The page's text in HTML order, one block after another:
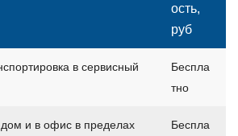
ость,
руб
в сервисный
Беспла
тно
и в офис в пределах
Беспла